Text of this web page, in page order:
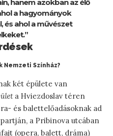
hanem azokban az élő
a hagyományok
és ahol a művészet
Nemzeti Színház?
két épülete van
a Hviezdoslav téren
és balettelőadásoknak ad
a Pribinova utcában
(opera, balett, dráma)